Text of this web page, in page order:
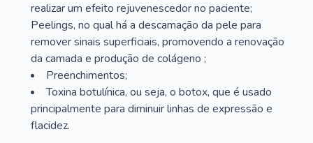
realizar um efeito rejuvenescedor no paciente;
Peelings, no qual há a descamação da pele para
remover sinais superficiais, promovendo a renovação
da camada e produção de colágeno ;
Preenchimentos;
Toxina botulínica, ou seja, o botox, que é usado
principalmente para diminuir linhas de expressão e
flacidez.